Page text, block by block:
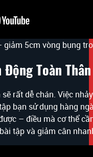
giảm 5cm vòng bụng
Toàn Thân
rất dễ chán. Việc
bạn sử dụng hàng
– điều mà cơ thể
tập và giảm cân